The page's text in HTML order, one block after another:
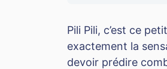
Pili Pili, c’est ce
exactement la
devoir prédire